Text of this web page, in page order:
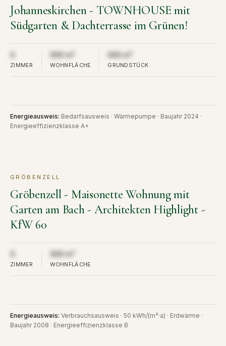
Johanneskirchen - TOWNHOUSE mit
Südgarten & Dachterrasse im Grünen!
Aus Diskretion nicht öffentlich
ZIMMER
000 m² Aus Diskretion nicht öffentlich
WOHNFLÄCHE
000 m²
GRUNDSTÜCK
Energieausweis: Bedarfsausweis · Wärmepumpe · Baujahr 2024 ·
Energieeffizienzklasse A+
KAUF
GRÖBENZELL
Gröbenzell - Maisonette Wohnung mit
Garten am Bach - Architekten Highlight -
KfW 60
Aus Diskretion nicht öffentlich
ZIMMER
000 m²
WOHNFLÄCHE
Energieausweis: Verbrauchsausweis · 50 kWh/(m²·a) · Erdwärme ·
Baujahr 2008 · Energieeffizienzklasse B